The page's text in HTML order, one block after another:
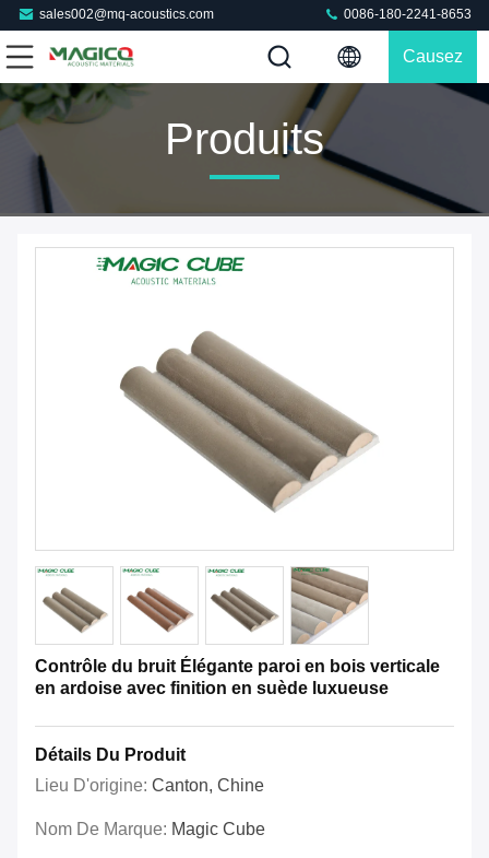
sales002@mq-acoustics.com 0086-180-2241-8653
Causez
Produits
Contrôle du bruit Élégante paroi en bois verticale
en ardoise avec finition en suède luxueuse
Détails Du Produit
Lieu D'origine: Canton, Chine
Nom De Marque: Magic Cube